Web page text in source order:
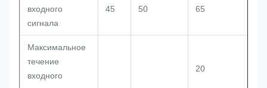
входного
сигнала
45 50 65
Максимальное
течение
входного
20